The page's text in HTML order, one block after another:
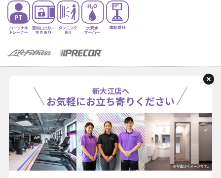
新大江店へ
お気軽にお立ち寄りください
※写真はイメージです。